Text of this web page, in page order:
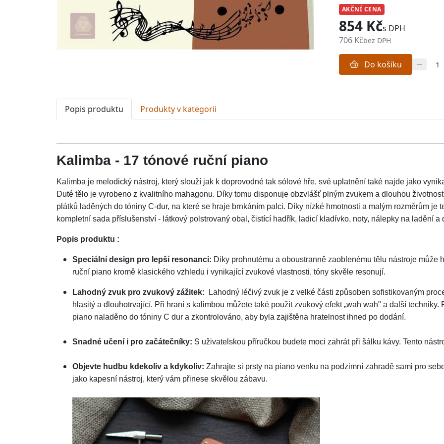
AKČNÍ CENA
854 Kčs DPH
706 Kčbez DPH
Do košíku
Popis produktu Produkty v kategorii
Kalimba - 17 tónové ruční piano
Kalimba je melodický nástroj, který slouží jak k doprovodné tak sólové hře, své uplatnění také najde jako
Duté tělo je vyrobeno z kvalitního mahagonu. Díky tomu disponuje obzvlášť plným zvukem a dlouhou
plátků laděných do tóniny C-dur, na které se hraje brnkáním palci. Díky nízké hmotnosti a malým rozměrům je
kompletní sada příslušenství - látkový polstrovaný obal, čistící hadřík, ladicí kladívko, noty, nálepky na ladění
Popis produktu :
Speciální design pro lepší resonanci: Díky prohnutému a oboustranně zaoblenému tělu nástroje může
ruční piano kromě klasického vzhledu i vynikající zvukové vlastnosti, tóny skvěle resonují.
Lahodný zvuk pro zvukový zážitek:
Lahodný léčivý zvuk je z velké části způsoben sofistikovaným
hlasitý a dlouhotrvající. Při hraní s kalimbou můžete také použít zvukový efekt „wah wah" a další
piano naladěno do tóniny C dur a zkontrolováno, aby byla zajištěna hratelnost ihned po dodání.
Snadné učení i pro začátečníky: S uživatelskou příručkou budete moci zahrát při šálku kávy. Tento
Objevte hudbu kdekoliv a kdykoliv: Zahrajte si prsty na piano venku na podzimní zahradě sami pro
jako kapesní nástroj, který vám přinese skvělou zábavu.